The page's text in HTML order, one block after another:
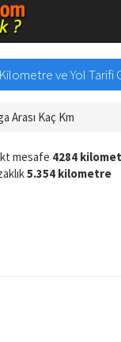
ve Yol Tarifi
Arası Kaç Km
mesafe 4284
5.354 kilometre